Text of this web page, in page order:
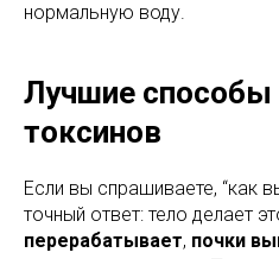
нормальную воду.
Лучшие
токсинов
Если вы спрашиваете, “как
точный ответ: тело делает
перерабатывает, почки